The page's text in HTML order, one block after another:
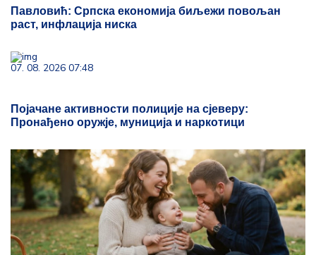
Павловић: Српска економија биљежи повољан
раст, инфлација ниска
07. 08. 2026 07:48
Појачане активности полиције на сјеверу:
Пронађено оружје, муниција и наркотици